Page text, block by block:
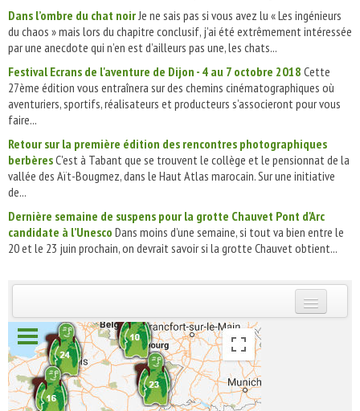
Dans l’ombre du chat noir Je ne sais pas si vous avez lu « Les ingénieurs
du chaos » mais lors du chapitre conclusif, j’ai été extrêmement intéressée
par une anecdote qui n’en est d’ailleurs pas une, les chats...
Festival Ecrans de l'aventure de Dijon - 4 au 7 octobre 2018 Cette
27ème édition vous entraînera sur des chemins cinématographiques où
aventuriers, sportifs, réalisateurs et producteurs s’associeront pour vous
faire...
Retour sur la première édition des rencontres photographiques
berbèresC'est à Tabant que se trouvent le collège et le pensionnat de la
vallée des Aït-Bougmez, dans le Haut Atlas marocain. Sur une initiative
de...
Dernière semaine de suspens pour la grotte Chauvet Pont d'Arc
candidate à l’Unesco Dans moins d’une semaine, si tout va bien entre le
20 et le 23 juin prochain, on devrait savoir si la grotte Chauvet obtient...
INSCRIVEZ-VOUS | ABONNEZ-VOUS